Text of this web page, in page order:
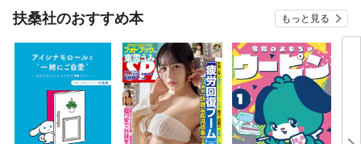
扶桑社のおすすめ本 もっと見る